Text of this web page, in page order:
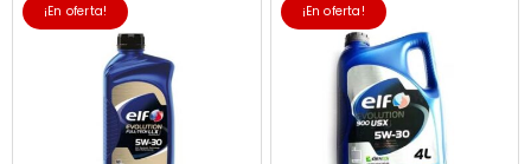
¡En oferta! ¡En oferta!